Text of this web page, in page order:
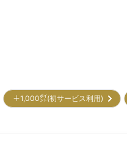
＋1,000㌽(初サービス利用)